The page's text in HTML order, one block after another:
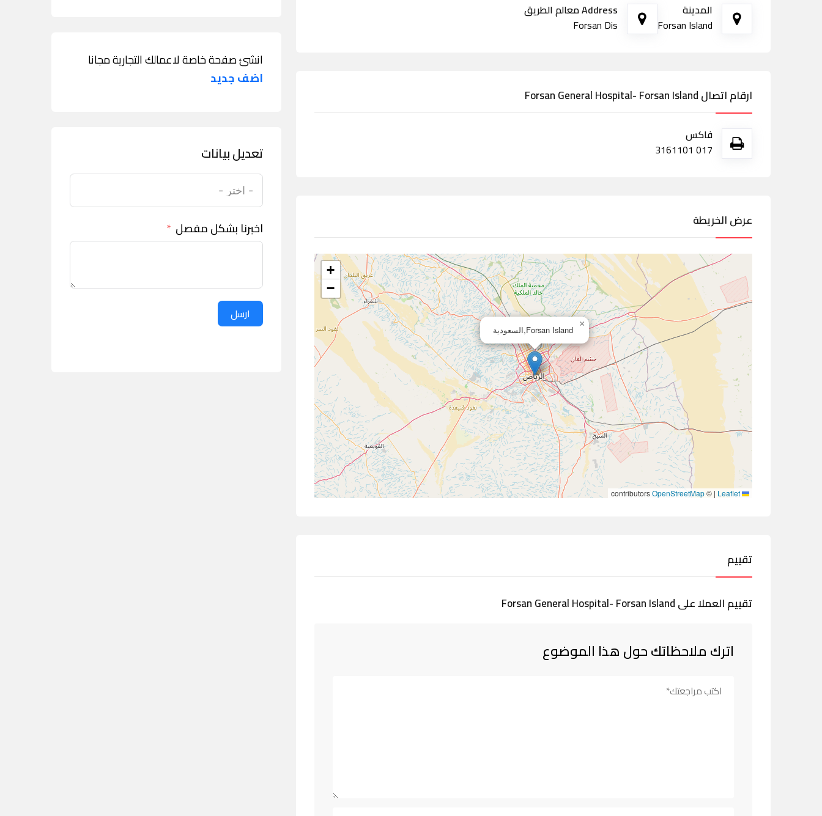
المدينة
Forsan Island
Address معالم الطريق
Forsan Dis
ارقام اتصال Forsan General Hospital- Forsan Island
فاكس
017 3161101
عرض الخريطة
Forsan Island,السعودية
×
+
−
|
©
OpenStreetMap
تقييم
تقييم العملا على Forsan General Hospital- Forsan Island
اترك ملاحظاتك حول هذا الموضوع
انشئ صفحة خاصة لاعمالك التجارية مجانا
اضف جديد
تعديل بيانات
اخبرنا بشكل مفصل
ارسل